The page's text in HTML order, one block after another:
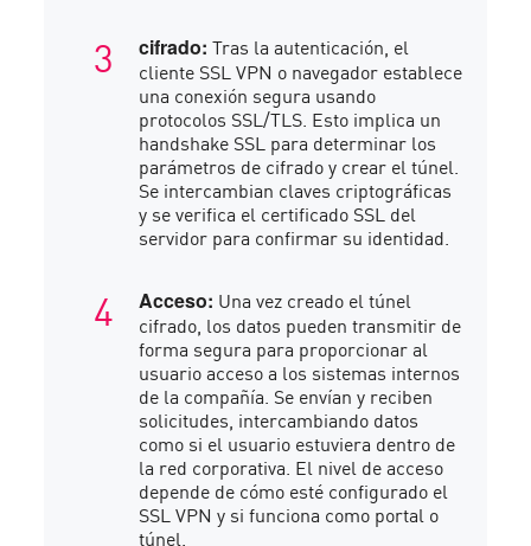
cifrado:Tras la autenticación, el
cliente SSL VPN o navegador establece
una conexión segura usando
protocolos SSL/TLS. Esto implica un
handshake SSL para determinar los
parámetros de cifrado y crear el túnel.
Se intercambian claves criptográficas
y se verifica el certificado SSL del
servidor para confirmar su identidad.
Acceso: Una vez creado el túnel
cifrado, los datos pueden transmitir de
forma segura para proporcionar al
usuario acceso a los sistemas internos
de la compañía. Se envían y reciben
solicitudes, intercambiando datos
como si el usuario estuviera dentro de
la red corporativa. El nivel de acceso
depende de cómo esté configurado el
SSL VPN y si funciona como portal o
túnel.